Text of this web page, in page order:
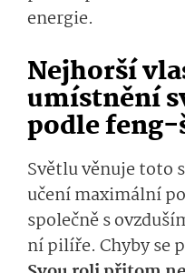
energie.
Nejhorší
umístnění
podlefeng-
Světlu věnuje toto
učenímaximální
společně s
nípilíře. Chy­by se